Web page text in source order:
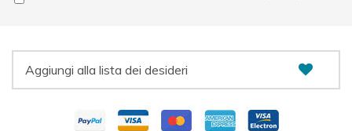
Aggiungi alla lista dei desideri